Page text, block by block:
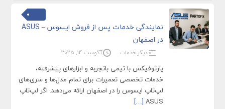
نمایندگی خدمات پس از فروش ایسوس – ASUS
در اصفهان
دیگر خدمات آگوست 14, 2025
پارتوفیکس با تیمی باتجربه و ابزارهای پیشرفته،
خدمات تخصصی تعمیرات برای تمام مدل‌ها و سری‌های
لپ‌تاپ ایسوس را در اصفهان ارائه می‌دهد. اگر لپ‌تاپ
ASUS
[…]